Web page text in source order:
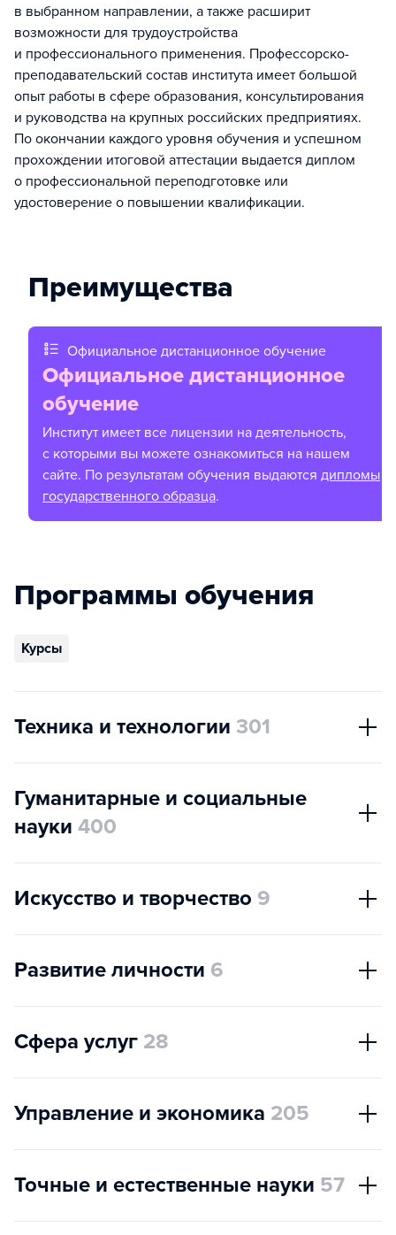
в выбранном направлении, а также расширит
возможности для трудоустройства
и профессионального применения. Профессорско-
преподавательский состав института имеет большой
опыт работы в сфере образования, консультирования
и руководства на крупных российских предприятиях.
По окончании каждого уровня обучения и успешном
прохождении итоговой аттестации выдается диплом
о профессиональной переподготовке или
удостоверение о повышении квалификации.
Преимущества
Официальное дистанционное обучение
Официальное дистанционное
обучение
Институт имеет все лицензии на деятельность,
с которыми вы можете ознакомиться на нашем
сайте. По результатам обучения выдаются дипломы
государственного образца.
Программы обучения
Курсы
Техника и технологии 301
Гуманитарные и социальные
науки 400
Искусство и творчество 9
Развитие личности 6
Сфера услуг 28
Управление и экономика 205
Точные и естественные науки 57